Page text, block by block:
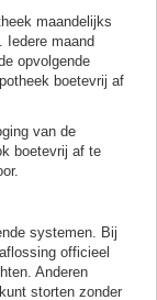
maandelijks
Iedere maand
opvolgende
boetevrij af
van de
boetevrij af te
systemen. Bij
officieel
Anderen
storten zonder